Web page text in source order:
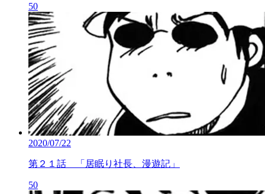
50
2020/07/22
第２１話 「居眠り社長、漫遊記」
50